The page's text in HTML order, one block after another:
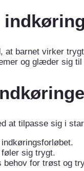
at barnet virker
og glæder sig til
at tilpasse sig i
sig trygt.
for trøst og